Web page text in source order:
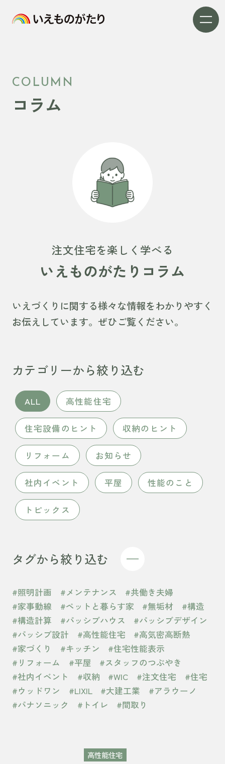
COLUMN
コラム
注文住宅を楽しく学べる
いえものがたりコラム
いえづくりに関する様々な情報をわかりやすく
お伝えしています。ぜひご覧ください。
カテゴリーから絞り込む
ALL 高性能住宅
住宅設備のヒント 収納のヒント
リフォーム お知らせ
社内イベント 平屋 性能のこと
トピックス
タグから絞り込む
#照明計画 #メンテナンス
#共働き夫婦
#家事動線
#ペットと暮らす家 #無垢材
#構造
#構造計算
#パッシブハウス
#パッシブデザイン
#パッシブ設計
#高性能住宅
#高気密高断熱
#家づくり
#キッチン
#住宅性能表示
#リフォーム
#平屋
#スタッフのつぶやき
#社内イベント
#収納 #WIC #注文住宅
#住宅
#ウッドワン
#LIXIL #大建工業
#アラウーノ
#パナソニック
#トイレ #間取り
高性能住宅